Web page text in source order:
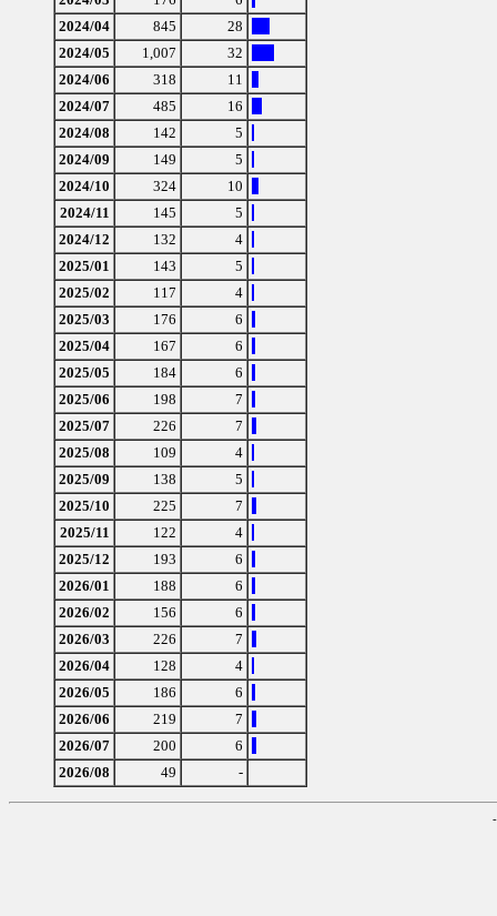
2024/04
845
28
2024/05
1,007
32
2024/06
318
11
2024/07
485
16
2024/08
142
5
2024/09
149
5
2024/10
324
10
2024/11
145
5
2024/12
132
4
2025/01
143
5
2025/02
117
4
2025/03
176
6
2025/04
167
6
2025/05
184
6
2025/06
198
7
2025/07
226
7
2025/08
109
4
2025/09
138
5
2025/10
225
7
2025/11
122
4
2025/12
193
6
2026/01
188
6
2026/02
156
6
2026/03
226
7
2026/04
128
4
2026/05
186
6
2026/06
219
7
2026/07
200
6
2026/08
49 -